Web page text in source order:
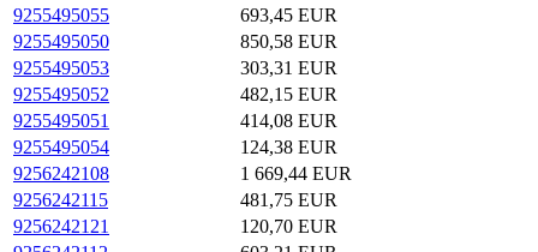
9255495055
693,45 EUR
9255495050
850,58 EUR
9255495053
303,31 EUR
9255495052
482,15 EUR
9255495051
414,08 EUR
9255495054
124,38 EUR
9256242108
1 669,44 EUR
9256242115
481,75 EUR
9256242121
120,70 EUR